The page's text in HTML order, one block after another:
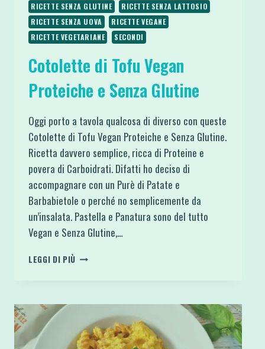
RICETTE SENZA GLUTINE
RICETTE SENZA LATTOSIO
RICETTE SENZA UOVA
RICETTE VEGANE
RICETTE VEGETARIANE
SECONDI
Cotolette di Tofu Vegan
Proteiche e Senza Glutine
Oggi porto a tavola qualcosa di diverso con queste
Cotolette di Tofu Vegan Proteiche e Senza Glutine.
Ricetta davvero semplice, ricca di Proteine e
povera di Carboidrati. Difatti ho deciso di
accompagnare con un Purè di Patate e
Barbabietole o perché no semplicemente da
un’insalata. Pastella e Panatura sono del tutto
Vegan e Senza Glutine,…
LEGGI DI PIÙ COTOLETTE
PROTEICHE
SENZA
GLUTINE